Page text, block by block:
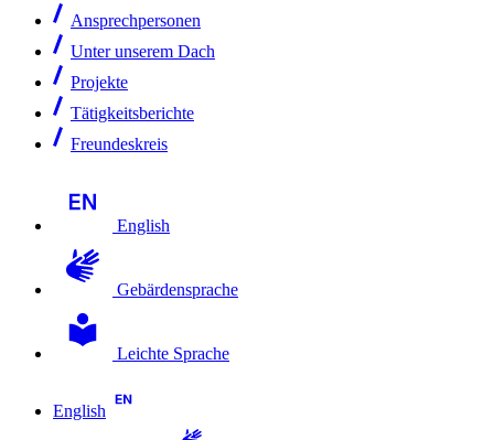
Ansprechpersonen
Unter unserem Dach
Projekte
Tätigkeitsberichte
Freundeskreis
English
Gebärdensprache
Leichte Sprache
English